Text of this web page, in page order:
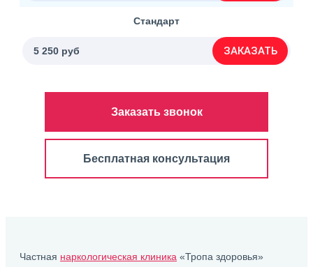
Стандарт
5 250 руб ЗАКАЗАТЬ
Заказать звонок
Бесплатная консультация
Частная наркологическая клиника «Тропа здоровья»